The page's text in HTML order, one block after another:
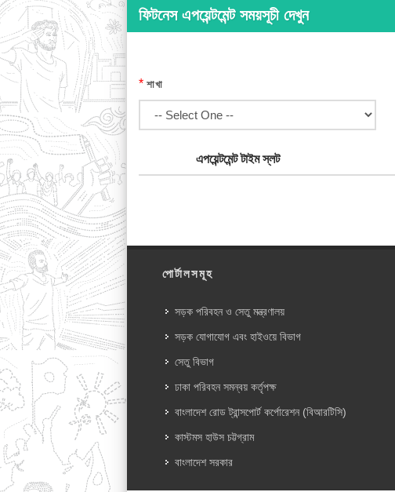
ফিটনেস এপয়েন্টমেন্ট সময়সূচী দেখুন
* শাখা
এপয়েন্টমেন্ট টাইম স্লট
পোর্টালসমূহ
সড়ক পরিবহন ও সেতু মন্ত্রণালয়
সড়ক যোগাযোগ এবং হাইওয়ে বিভাগ
সেতু বিভাগ
ঢাকা পরিবহন সমন্বয় কর্তৃপক্ষ
বাংলাদেশ রোড ট্রান্সপোর্ট কর্পোরেশন (বিআরটিসি)
কাস্টমস হাউস চট্টগ্রাম
বাংলাদেশ সরকার